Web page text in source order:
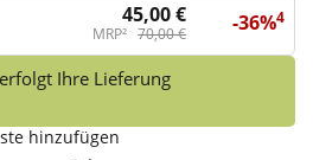
45,00 €
MRP² 70,00 € -36%4
Ihre Lieferung
hinzufügen